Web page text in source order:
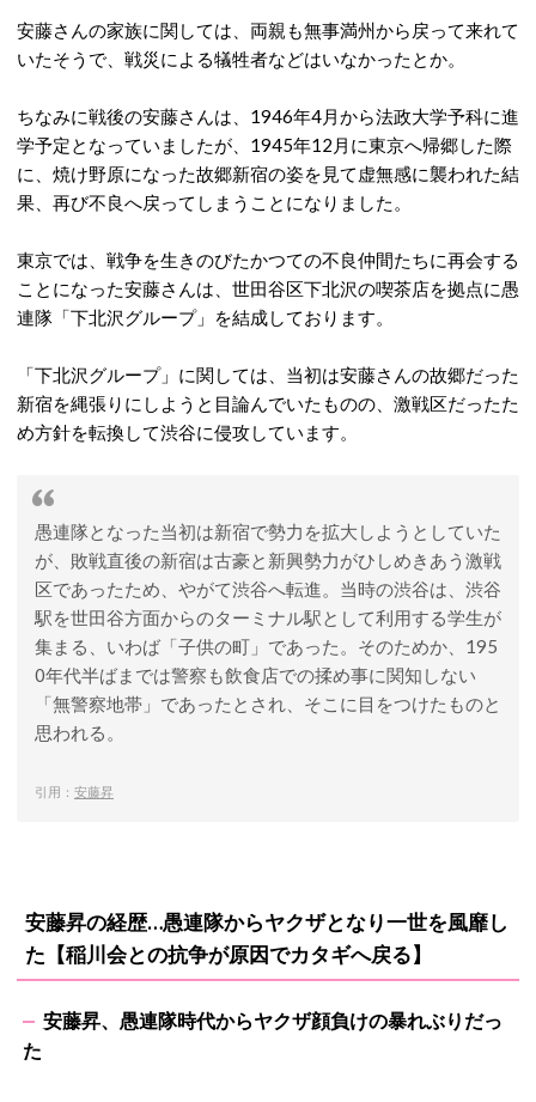
安藤さんの家族に関しては、両親も無事満州から戻って来れて
いたそうで、戦災による犠牲者などはいなかったとか。
ちなみに戦後の安藤さんは、1946年4月から法政大学予科に進
学予定となっていましたが、1945年12月に東京へ帰郷した際
に、焼け野原になった故郷新宿の姿を見て虚無感に襲われた結
果、再び不良へ戻ってしまうことになりました。
東京では、戦争を生きのびたかつての不良仲間たちに再会する
ことになった安藤さんは、世田谷区下北沢の喫茶店を拠点に愚
連隊「下北沢グループ」を結成しております。
「下北沢グループ」に関しては、当初は安藤さんの故郷だった
新宿を縄張りにしようと目論んでいたものの、激戦区だったた
め方針を転換して渋谷に侵攻しています。
愚連隊となった当初は新宿で勢力を拡大しようとしていた
が、敗戦直後の新宿は古豪と新興勢力がひしめきあう激戦
区であったため、やがて渋谷へ転進。当時の渋谷は、渋谷
駅を世田谷方面からのターミナル駅として利用する学生が
集まる、いわば「子供の町」であった。そのためか、195
0年代半ばまでは警察も飲食店での揉め事に関知しない
「無警察地帯」であったとされ、そこに目をつけたものと
思われる。
引用： 安藤昇
安藤昇の経歴…愚連隊からヤクザとなり一世を風靡し
た【稲川会との抗争が原因でカタギへ戻る】
安藤昇、愚連隊時代からヤクザ顔負けの暴れぶりだっ
た